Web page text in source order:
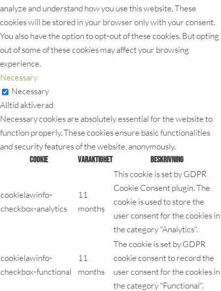
analyze and understand how you use this website. These
cookies will be stored in your browser only with your consent.
You also have the option to opt-out of these cookies. But opting
out of some of these cookies may affect your browsing
experience.
Necessary
Necessary
Alltid aktiverad
Necessary cookies are absolutely essential for the website to
function properly. These cookies ensure basic functionalities
and security features of the website, anonymously.
Cookie Varaktighet Beskrivning
cookielawinfo-
checkbox-analytics
11
months
This cookie is set by GDPR
Cookie Consent plugin. The
cookie is used to store the
user consent for the cookies in
the category "Analytics".
cookielawinfo-
checkbox-functional
11
months
The cookie is set by GDPR
cookie consent to record the
user consent for the cookies in
the category "Functional".